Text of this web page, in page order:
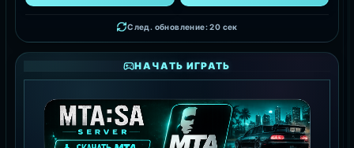
След. обновление: 18 сек
НАЧАТЬ ИГРАТЬ